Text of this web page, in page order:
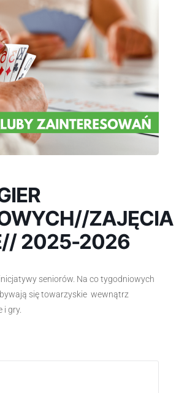
ZAJĘCIA
2025-2026
seniorów. Na co tygodniowych
się towarzyskie wewnątrz
i gry.